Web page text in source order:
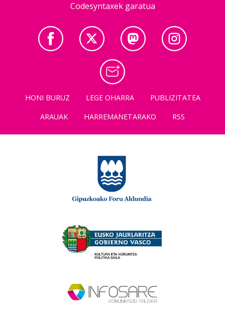
Codesyntaxek garatua
HONI BURUZ LEGE OHARRA
PUBLIZITATEA
ARAUAK
HARREMANETARAKO RSS